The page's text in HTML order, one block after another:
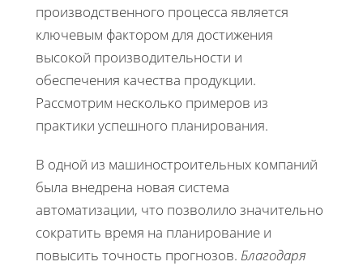
производственного процесса является
ключевым фактором для достижения
высокой производительности и
обеспечения качества продукции.
Рассмотрим несколько примеров из
практики успешного планирования.
В одной из машиностроительных компаний
была внедрена новая система
автоматизации, что позволило значительно
сократить время на планирование и
повысить точность прогнозов. Благодаря